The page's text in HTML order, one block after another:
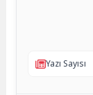
Yazı Sayısı